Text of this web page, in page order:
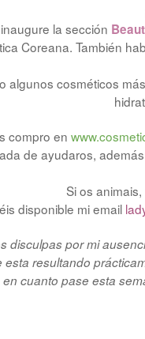
la sección
Coreana. También
algunos cosméticos
compro en
de ayudaros,
Si os
disponible mi email
disculpas por mi
esta resultando
cuanto pase esta